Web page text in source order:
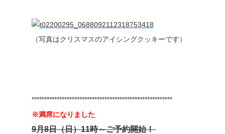
（写真はクリスマスのアイシングクッキーです）
********************************************************
※満席になりました
9月8日（日）11時～ご予約開始！